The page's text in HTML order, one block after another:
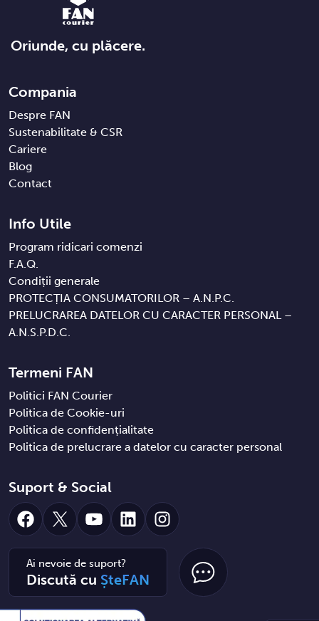
Oriunde, cu plăcere.
Compania
Despre FAN
Sustenabilitate & CSR
Cariere
Blog
Contact
Termeni FAN
Politici FAN Courier
Politica de Cookie-uri
Politica de confidențialitate
Politica de prelucrare a datelor cu caracter personal
Info Utile
Program ridicari comenzi
F.A.Q.
Condiții generale
PROTECȚIA CONSUMATORILOR – A.N.P.C.
PRELUCRAREA DATELOR CU CARACTER PERSONAL –
A.N.S.P.D.C.
Suport & Social
Facebook
X YouTube
LinkedInInstagram
Ai nevoie de suport?
Discută cu ȘteFAN